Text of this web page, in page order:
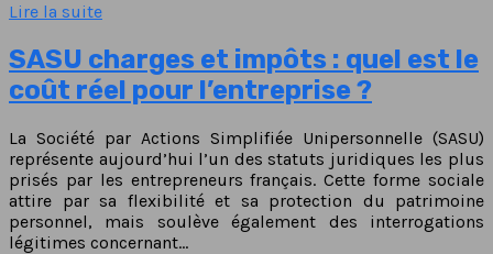
Lire la suite
SASU charges et impôts : quel est le
coût réel pour l’entreprise ?
La Société par Actions Simplifiée Unipersonnelle (SASU)
représente aujourd’hui l’un des statuts juridiques les plus
prisés par les entrepreneurs français. Cette forme sociale
attire par sa flexibilité et sa protection du patrimoine
personnel, mais soulève également des interrogations
légitimes concernant…